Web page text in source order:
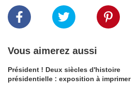
Vous aimerez aussi
Président ! Deux siècles d'histoire
présidentielle : exposition à imprimer